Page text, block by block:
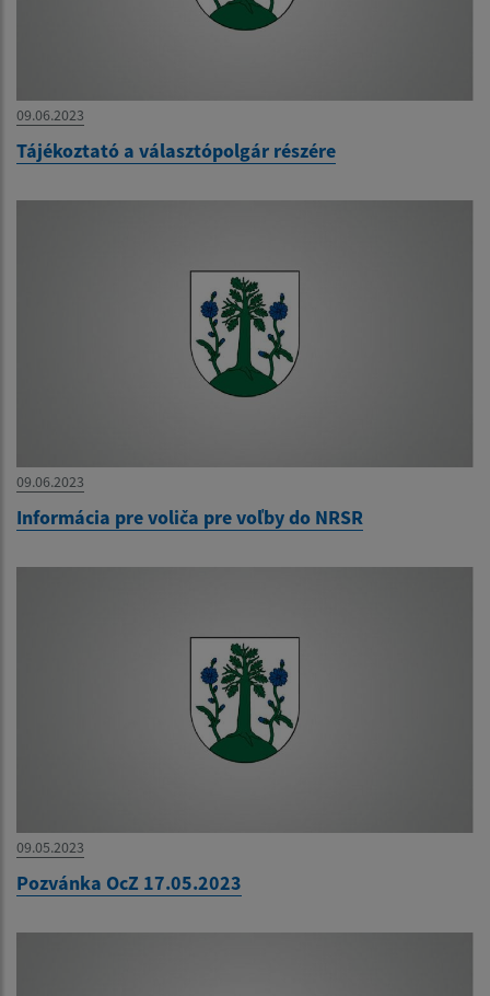
09.06.2023
Tájékoztató a választópolgár részére
09.06.2023
Informácia pre voliča pre voľby do NRSR
09.05.2023
Pozvánka OcZ 17.05.2023